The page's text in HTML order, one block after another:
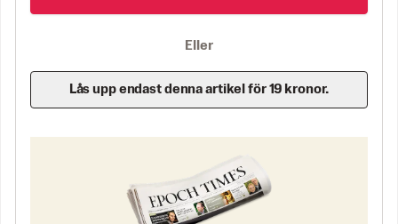
Eller
Lås upp endast denna artikel för 19 kronor.